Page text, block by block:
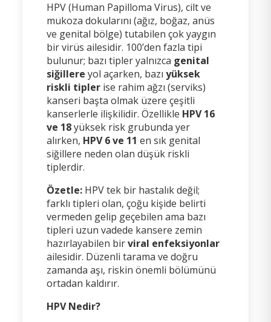
HPV (Human Papilloma Virus), cilt ve
mukoza dokularını (ağız, boğaz, anüs
ve genital bölge) tutabilen çok yaygın
bir virüs ailesidir. 100’den fazla tipi
bulunur; bazı tipler yalnızca genital
siğillere yol açarken, bazı yüksek
riskli tiplerise rahim ağzı (serviks)
kanseri başta olmak üzere çeşitli
kanserlerle ilişkilidir. Özellikle HPV 16
ve 18yüksek risk grubunda yer
alırken, HPV 6 ve 11 en sık genital
siğillere neden olan düşük riskli
tiplerdir.
Özetle:HPV tek bir hastalık değil;
farklı tipleri olan, çoğu kişide belirti
vermeden gelip geçebilen ama bazı
tipleri uzun vadede kansere zemin
hazırlayabilen birviral enfeksiyonlar
ailesidir. Düzenli tarama ve doğru
zamanda aşı, riskin önemli bölümünü
ortadan kaldırır.
HPV Nedir?